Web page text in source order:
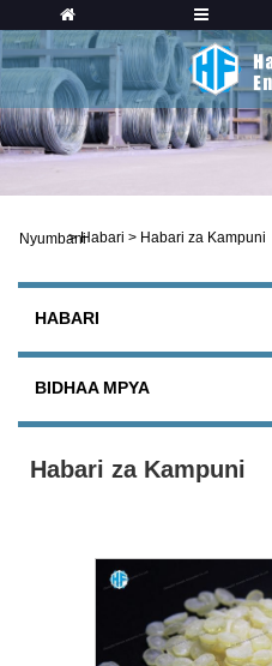
Nyumbani
> Habari > Habari za Kampuni
HABARI
BIDHAA MPYA
Habari za Kampuni